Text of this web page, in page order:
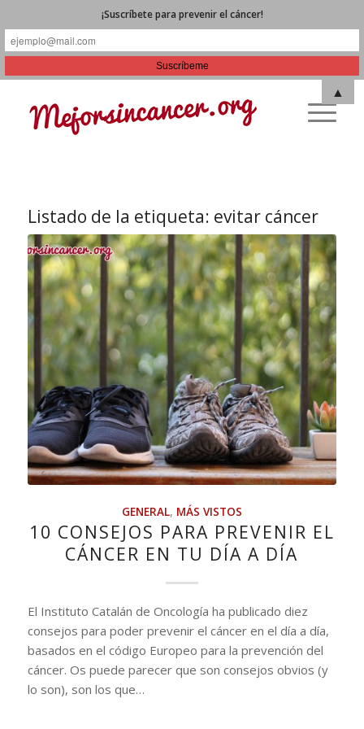
Listado de la etiqueta: evitar cáncer
GENERAL, MÁS VISTOS
10 CONSEJOS PARA PREVENIR EL
CÁNCER EN TU DÍA A DÍA
El Instituto Catalán de Oncología ha publicado diez
consejos para poder prevenir el cáncer en el día a día,
basados en el código Europeo para la prevención del
cáncer. Os puede parecer que son consejos obvios (y
lo son), son los que…
¡Suscríbete para prevenir el cáncer!
▲